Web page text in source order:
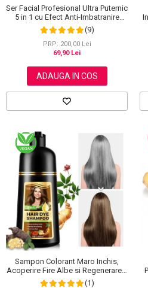
Ser Facial Profesional Ultra Puternic
5 in 1 cu Efect Anti-Imbatranire
NOVA KISS®, 30 ml
(9)
PRP: 200,00 Lei
69,90 Lei
ADAUGA IN COS
Sampon Colorant Maro Inchis,
Acoperire Fire Albe si Regenerare 3
in 1, #5 Dark Coffee, 500 ml
(1)